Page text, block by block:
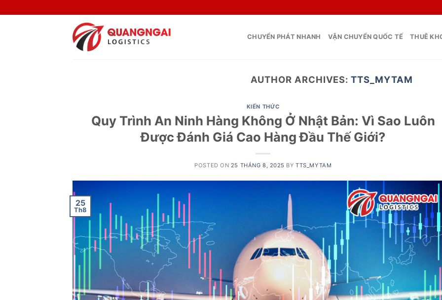
to
CHUYỂN PHÁT NHANH VẬN CHUYỂN QUỐC TẾ THUÊ
AUTHOR ARCHIVES:TTS_MYTAM
KIẾN THỨC
Quy Trình An Ninh Hàng Không Ở Nhật Bản: Vì Sao Luôn
Được Đánh Giá Cao Hàng Đầu Thế Giới?
POSTED ON 25 THÁNG 8, 2025 BYTTS_MYTAM
25
Th8